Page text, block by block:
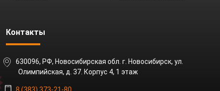
Контакты
630096, РФ, Новосибирская обл. г. Новосибирск, ул.
Олимпийская, д. 37. Корпус 4, 1 этаж